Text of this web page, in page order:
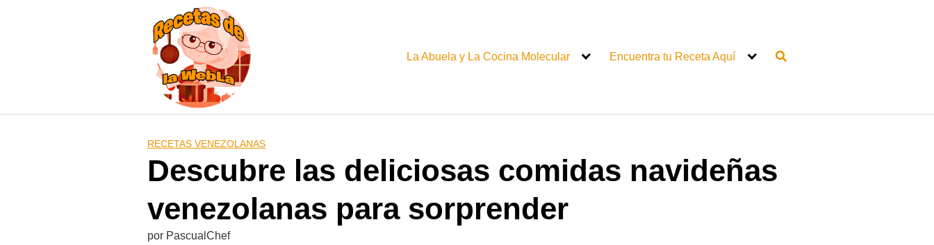
La Abuela y La Cocina Molecular
Encuentra tu Receta Aquí
RECETAS VENEZOLANAS
Descubre las deliciosas comidas navideñas
venezolanas para sorprender
por PascualChef